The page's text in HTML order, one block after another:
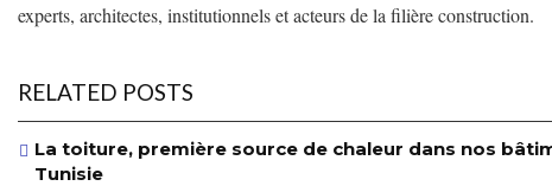
experts, architectes, institutionnels et acteurs de la filière construction.
RELATED POSTS
La toiture, première source de chaleur dans nos
Tunisie